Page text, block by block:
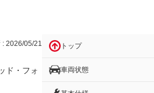
: 2026/05/21
・フォ
トップ
車両状態